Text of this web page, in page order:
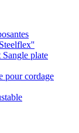
plate
pour cordage